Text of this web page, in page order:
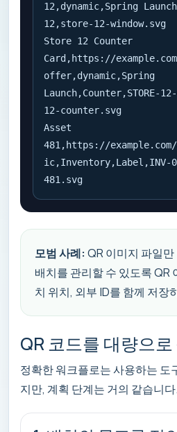
12,dynamic,Spring
12,store-12-window.svg
Store 12 Counter
Card,https://
offer,dynamic,Spring
Launch,Counter,STORE-
12-counter.svg
Asset
481,https://example.com/
ic,Inventory,Label,INV-
481.svg
모범 사례: QR 이미지 파일
배치를 관리할 수 있도록 QR
치 위치, 외부 ID를 함께 저장
QR 코드를 대량으
정확한 워크플로는 사용하는 도
지만, 계획 단계는 거의 같습니다.